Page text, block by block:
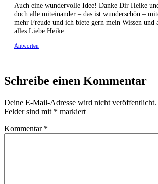
Auch eine wun­der­vol­le Idee! Dan­ke Dir Hei­ke
doch alle mit­ein­an­der – das ist wun­der­schön –
mehr Freu­de und ich bie­te gern mein Wis­sen
alles Lie­be Heike
Antworten
Schreibe einen Kommentar
Deine E-Mail-Adresse wird nicht veröffentlicht.
Felder sind mit * markiert
Kommentar *